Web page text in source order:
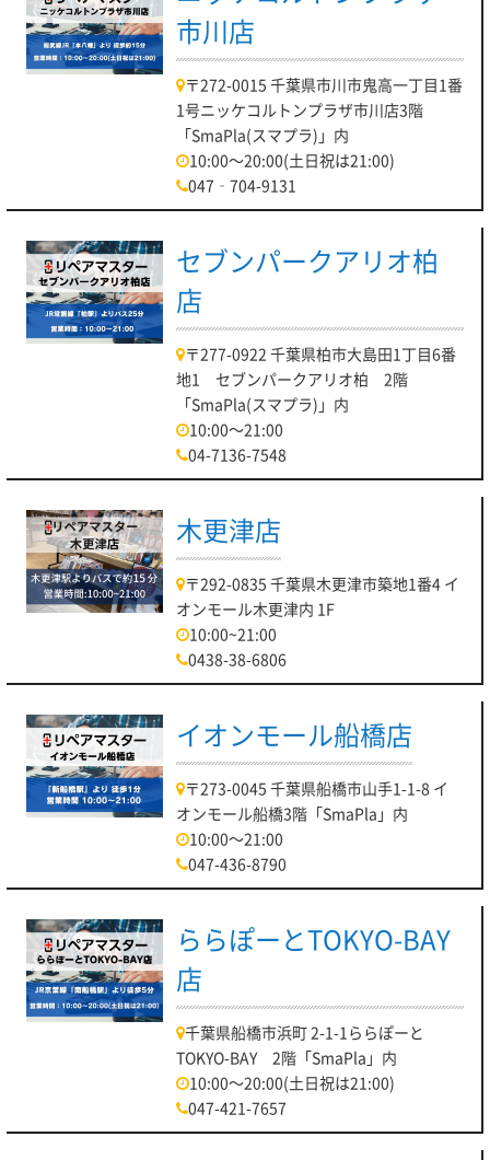
市川店
〒272-0015 千葉県市川市鬼高一丁目1番
1号ニッケコルトンプラザ市川店3階
「SmaPla(スマプラ)」内
10:00～20:00(土日祝は21:00)
047‐704-9131
セブンパークアリオ柏
店
〒277-0922 千葉県柏市大島田1丁目6番
地1 セブンパークアリオ柏 2階
「SmaPla(スマプラ)」内
10:00～21:00
04-7136-7548
木更津店
〒292-0835 千葉県木更津市築地1番4 イ
オンモール木更津内 1F
10:00~21:00
0438-38-6806
イオンモール船橋店
〒273-0045 千葉県船橋市山手1-1-8 イ
オンモール船橋3階「SmaPla」内
10:00～21:00
047-436-8790
ららぽーとTOKYO-BAY
店
千葉県船橋市浜町 2-1-1ららぽーと
TOKYO-BAY 2階「SmaPla」内
10:00～20:00(土日祝は21:00)
047-421-7657